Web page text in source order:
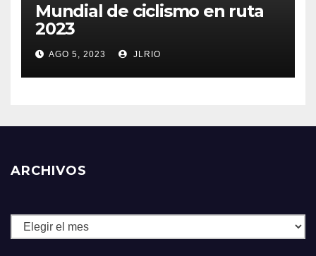
Mundial de ciclismo en ruta
2023
AGO 5, 2023 JLRIO
ARCHIVOS
Archivos